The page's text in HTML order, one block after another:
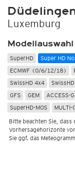
Luxemburg
Modellauswahl
SuperHD Super HD
ECMWF (0/6/12/18)
SwissHD 4x4
GFS
GEM ACCESS-G
SuperHD-MOS
MULTI-
Bitte beachten Sie, dass
Vorhersagehorizonte
Sie ggf. das